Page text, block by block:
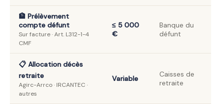
🏦 Prélèvement
compte défunt
Sur facture · Art. L312-1-4
CMF
≤ 5 000
€
Banque du
défunt
📋 Allocation décès
retraite
Agirc-Arrco · IRCANTEC ·
autres
Variable
Caisses de
retraite